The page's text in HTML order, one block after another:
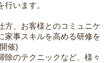
行います。
方、お客様とのコミュニケ
家事スキルを高める研修を
催)
除のテクニックなど、様々